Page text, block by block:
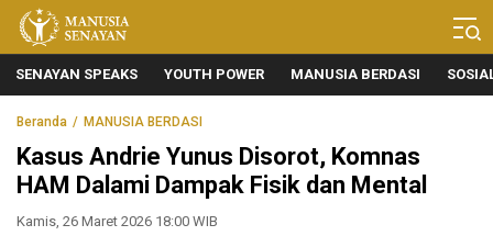
Manusia Senayan
Manusia Bicara, Senayan Bersuara
SENAYAN SPEAKS YOUTH POWER MANUSIA BERDASI
Beranda MANUSIA BERDASI
Kasus Andrie Yunus Disorot, Komnas
HAM Dalami Dampak Fisik dan Mental
Kamis, 26 Maret 2026 18:00 WIB